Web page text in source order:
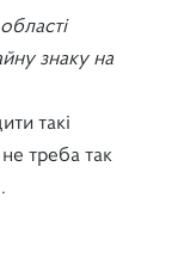
знаку на
такі
треба так